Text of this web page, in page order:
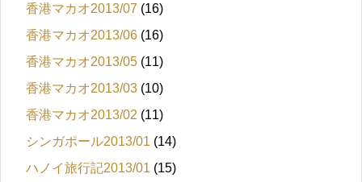
香港マカオ2013/07 (16)
香港マカオ2013/06 (16)
香港マカオ2013/05 (11)
香港マカオ2013/03 (10)
香港マカオ2013/02 (11)
シンガポール2013/01 (14)
ハノイ旅行記2013/01 (15)